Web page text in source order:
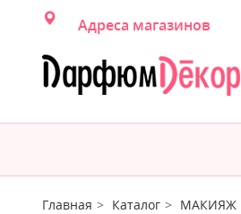
Адреса магазинов
Главная Каталог МАКИЯЖ